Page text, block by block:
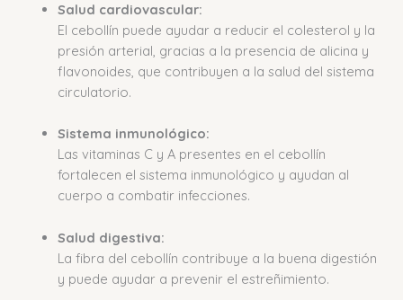
Salud cardiovascular:
El cebollín puede ayudar a reducir el colesterol y la
presión arterial, gracias a la presencia de alicina y
flavonoides, que contribuyen a la salud del sistema
circulatorio.
Sistema inmunológico:
Las vitaminas C y A presentes en el cebollín
fortalecen el sistema inmunológico y ayudan al
cuerpo a combatir infecciones.
Salud digestiva:
La fibra del cebollín contribuye a la buena digestión
y puede ayudar a prevenir el estreñimiento.